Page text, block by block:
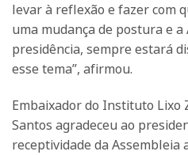
levar à reflexão e fazer com
uma mudança de postura e a
presidência, sempre estará
esse tema”, afirmou.
Embaixador do Instituto Lixo
Santos agradeceu ao
receptividade da Assembleia